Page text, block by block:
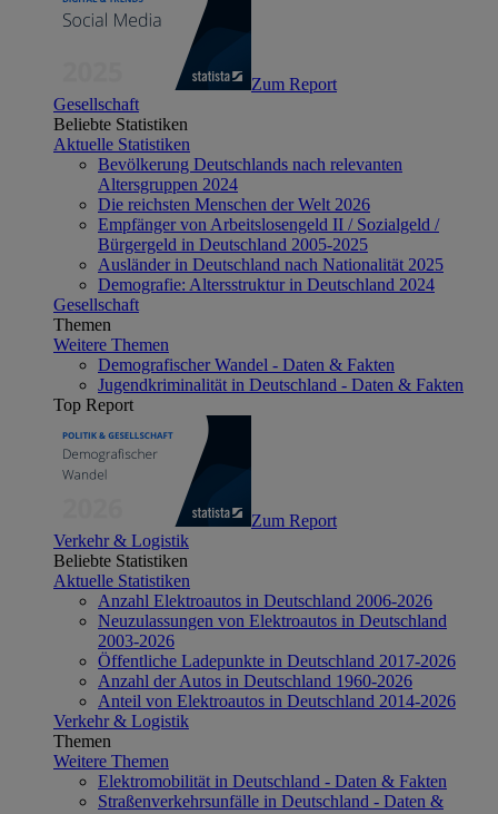
Zum Report
Gesellschaft
Beliebte Statistiken
Aktuelle Statistiken
Bevölkerung Deutschlands nach relevanten
Altersgruppen 2024
Die reichsten Menschen der Welt 2026
Empfänger von Arbeitslosengeld II / Sozialgeld /
Bürgergeld in Deutschland 2005-2025
Ausländer in Deutschland nach Nationalität 2025
Demografie: Altersstruktur in Deutschland 2024
Gesellschaft
Themen
Weitere Themen
Demografischer Wandel - Daten & Fakten
Jugendkriminalität in Deutschland - Daten & Fakten
Top Report
Zum Report
Verkehr & Logistik
Beliebte Statistiken
Aktuelle Statistiken
Anzahl Elektroautos in Deutschland 2006-2026
Neuzulassungen von Elektroautos in Deutschland
2003-2026
Öffentliche Ladepunkte in Deutschland 2017-2026
Anzahl der Autos in Deutschland 1960-2026
Anteil von Elektroautos in Deutschland 2014-2026
Verkehr & Logistik
Themen
Weitere Themen
Elektromobilität in Deutschland - Daten & Fakten
Straßenverkehrsunfälle in Deutschland - Daten &